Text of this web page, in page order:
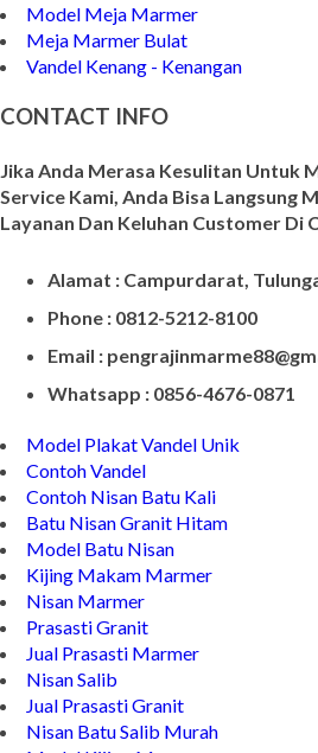
Model Meja Marmer
Meja Marmer Bulat
Vandel Kenang - Kenangan
CONTACT INFO
Jika Anda Merasa Kesulitan Untuk
Service Kami, Anda Bisa Langsung
Layanan Dan Keluhan Customer Di
Alamat : Campurdarat,
Phone : 0812-5212-8100
Email :
Whatsapp : 0856-4676-0871
Model Plakat Vandel Unik
Contoh Vandel
Contoh Nisan Batu Kali
Batu Nisan Granit Hitam
Model Batu Nisan
Kijing Makam Marmer
Nisan Marmer
Prasasti Granit
Jual Prasasti Marmer
Nisan Salib
Jual Prasasti Granit
Nisan Batu Salib Murah